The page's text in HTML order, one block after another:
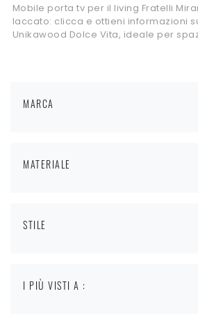
MARCA
MATERIALE
STILE
I PIÙ VISTI A :
Mobile porta tv per il living Fratelli
laccato: clicca e ottieni informazioni
Unikawood Dolce Vita, ideale per